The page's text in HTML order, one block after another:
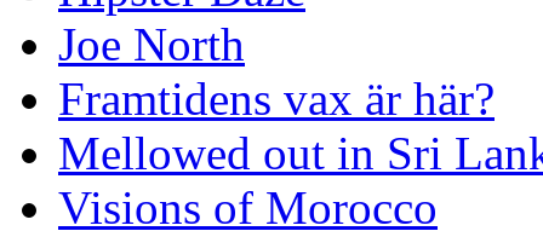
Joe North
Framtidens vax är här?
Mellowed out in Sri
Visions of Morocco